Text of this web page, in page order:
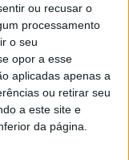
ou recusar o
processamento
o seu
opor a esse
aplicadas apenas a
ou retirar seu
a este site e
da página.
um novo
do utilizador
e
pintores
Kahlo